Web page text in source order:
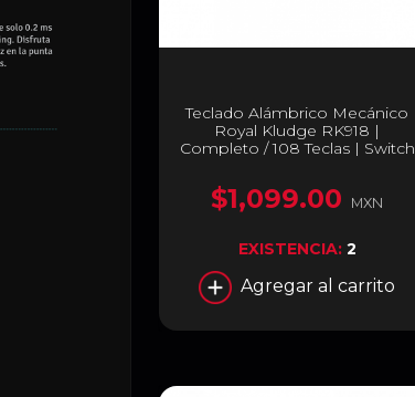
Teclado Alámbrico Mecánico
Royal Kludge RK918 |
Completo / 108 Teclas | Switch
$1,099.00 MXN
EXISTENCIA: 2
Agregar al carrito